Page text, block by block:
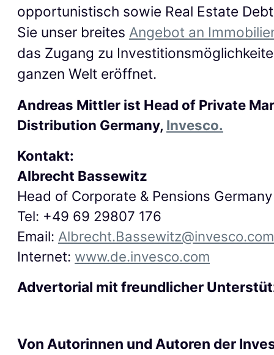
opportunistisch sowie Real Estate
Sie unser breites Angebot an
das Zugang zu
ganzen Welt eröffnet.
Andreas Mittler ist Head of Private
Distribution Germany, Invesco.
Kontakt:
Albrecht Bassewitz
Head of Corporate & Pensions Germany
Tel: +49 69 29807 176
Email: Albrecht.Bassewitz@invesco.com
Internet: www.de.invesco.com
Advertorial mit freundlicher
Von Autorinnen und Autoren der